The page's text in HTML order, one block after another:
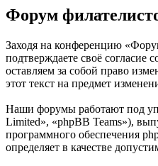
Форум
Заходя на конференцию
подтверждаете своё
оставляем за собой право
этот текст на предмет
Наши форумы работают под
Limited», «phpBB Teams»),
программного обеспечения
определяет в качестве